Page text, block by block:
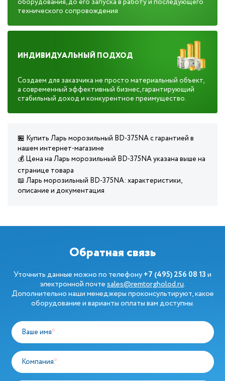
оборудования, до его запуска в работу и последующего
технического сопровождения
ИНДИВИДУАЛЬНЫЙ ПОДХОД
Создаем для заказчика не просто материальный объект,
а современный эффективный бизнес, гарантирующий
стабильный доход и конкурентное преимущество.
🏪 Купить Ларь морозильный BD-375NA с гарантией в
нашем интернет-магазине
💰 Цена на Ларь морозильный BD-375NA указана выше на
странице товара
📖 Ларь морозильный BD-375NA: характеристики,
описание и документация
Обратная связь
Уточнить данные можно по телефону+7 (495) 256 08 13и
электронной почтеsales@remtorgholod.ru.
Дополнительно наши менеджеры проконсультируют, какое
оборудование и варианты оплаты вам доступны.
Ваше имя*
Компания*